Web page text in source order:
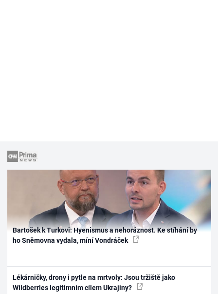
Bartošek k Turkovi: Hyenismus a nehoráznost. Ke stíhání by
ho Sněmovna vydala, míní Vondráček
Lékárničky, drony i pytle na mrtvoly: Jsou tržiště jako
Wildberries legitimním cílem Ukrajiny?